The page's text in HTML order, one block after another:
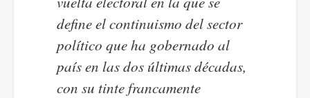
define el continuismo del sector
político que ha gobernado al
país en las dos últimas décadas,
con su tinte francamente